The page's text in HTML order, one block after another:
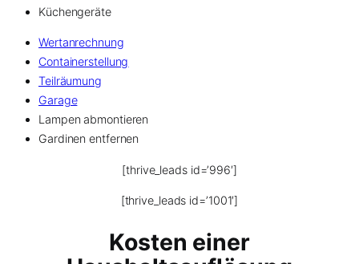
Küchengeräte
Wertanrechnung
Containerstellung
Teilräumung
Garage
Lampen abmontieren
Gardinen entfernen
[thrive_leads id=’996′]
[thrive_leads id=’1001′]
Kosten einer